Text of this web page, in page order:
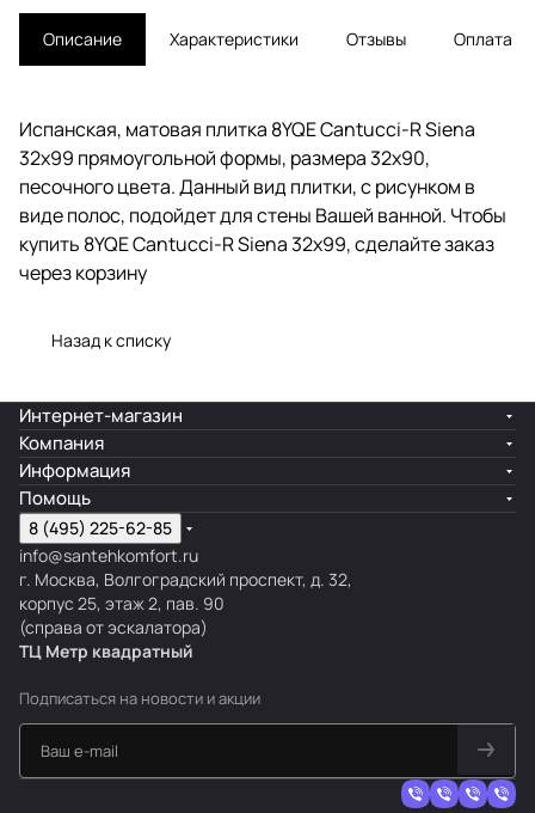
Описание Характеристики Отзывы Оплата
Испанская, матовая плитка 8YQE Cantucci-R Siena
32x99 прямоугольной формы, размера 32x90,
песочного цвета. Данный вид плитки, с рисунком в
виде полос, подойдет для стены Вашей ванной. Чтобы
купить 8YQE Cantucci-R Siena 32x99, сделайте заказ
через корзину
Назад к списку
Интернет-магазин
Компания
Информация
Помощь
8 (495) 225-62-85
info@santehkomfort.ru
г. Москва, Волгоградский проспект, д. 32,
корпус 25, этаж 2, пав. 90
(справа от эскалатора)
ТЦ Метр квадратный
Подписаться на новости и акции